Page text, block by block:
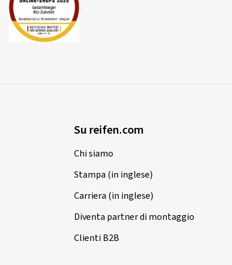
Su reifen.com
Chi siamo
Stampa (in inglese)
Carriera (in inglese)
Diventa partner di montaggio
Clienti B2B